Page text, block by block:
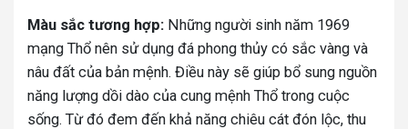
Màu sắc tương hợp: Những người sinh năm 1969
mạng Thổ nên sử dụng đá phong thủy có sắc vàng và
nâu đất của bản mệnh. Điều này sẽ giúp bổ sung nguồn
năng lượng dồi dào của cung mệnh Thổ trong cuộc
sống. Từ đó đem đến khả năng chiêu cát đón lộc, thu